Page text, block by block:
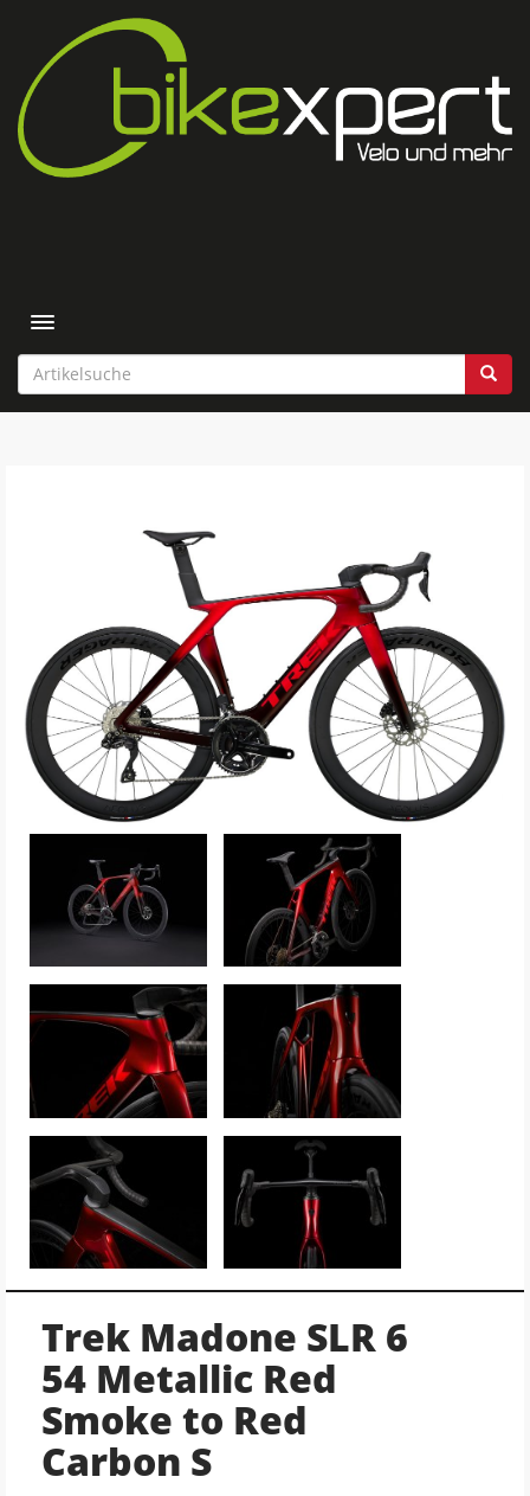
Toggle navigation
Trek Madone SLR 6
54 Metallic Red
Smoke to Red
Carbon S